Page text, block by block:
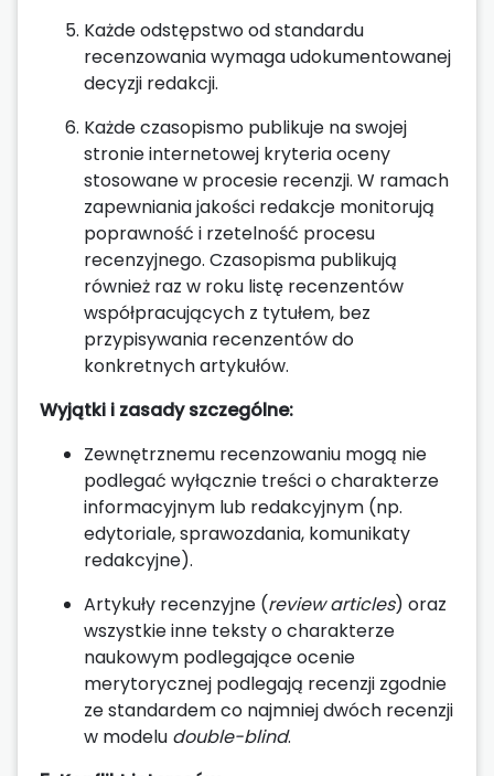
Każde odstępstwo od standardu
recenzowania wymaga udokumentowanej
decyzji redakcji.
Każde czasopismo publikuje na swojej
stronie internetowej kryteria oceny
stosowane w procesie recenzji. W ramach
zapewniania jakości redakcje monitorują
poprawność i rzetelność procesu
recenzyjnego. Czasopisma publikują
również raz w roku listę recenzentów
współpracujących z tytułem, bez
przypisywania recenzentów do
konkretnych artykułów.
Wyjątki i zasady szczególne:
Zewnętrznemu recenzowaniu mogą nie
podlegać wyłącznie treści o charakterze
informacyjnym lub redakcyjnym (np.
edytoriale, sprawozdania, komunikaty
redakcyjne).
Artykuły recenzyjne (review articles) oraz
wszystkie inne teksty o charakterze
naukowym podlegające ocenie
merytorycznej podlegają recenzji zgodnie
ze standardem co najmniej dwóch recenzji
w modelu double-blind.